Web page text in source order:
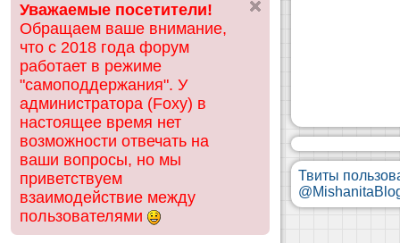
ск
Уважаемые посетители!
Обращаем ваше внимание,
что с 2018 года форум
работает в режиме
"самоподдержания". У
администратора (Foxy) в
настоящее время нет
возможности отвечать на
ваши вопросы, но мы
приветствуем
взаимодействие между
пользователями
Твиты